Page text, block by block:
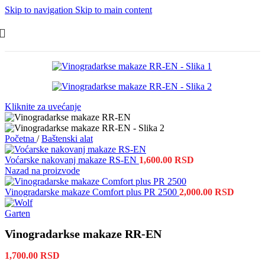
Skip to navigation Skip to main content
Kliknite za uvećanje
Početna / Baštenski alat
Voćarske nakovanj makaze RS-EN 1,600.00 RSD
Nazad na proizvode
Vinogradarske makaze Comfort plus PR 2500 2,000.00 RSD
Vinogradarkse makaze RR-EN
1,700.00 RSD